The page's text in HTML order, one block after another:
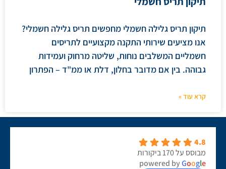
תיקון תריס גלילה חשמלי מחפשים תריס גלילה חשמלי?
אנו מציעים שירותי התקנה מקצועיים לתריסים
חשמליים המשלבים נוחות, שליטה מרחוק ועמידות
גבוהה. בין אם מדובר בחלון, דלת או ממ"ד – הפתרון
קרא עוד »
4.8
מבוסס על 170 ביקורות
powered byGoogle